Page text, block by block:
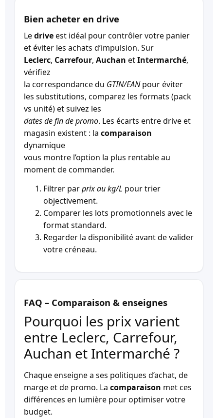
Bien acheter en drive
Ledriveest idéal pour contrôler votre panier
et éviter les achats d’impulsion. Sur
Leclerc, Carrefour, Auchan etIntermarché,
vérifiez
la correspondance du GTIN/EANpour éviter
les substitutions, comparez les formats (pack
vs unité) et suivez les
dates de fin de promo. Les écarts entre drive et
magasin existent : la comparaison
dynamique
vous montre l’option la plus rentable au
moment de commander.
Filtrer parprix au kg/L pour trier
objectivement.
Comparer les lots promotionnels avec le
format standard.
Regarder la disponibilité avant de valider
votre créneau.
FAQ – Comparaison & enseignes
Pourquoi les prix varient
entre Leclerc, Carrefour,
Auchan et Intermarché ?
Chaque enseigne a ses politiques d’achat, de
marge et de promo. La comparaison met ces
différences en lumière pour optimiser votre
budget.